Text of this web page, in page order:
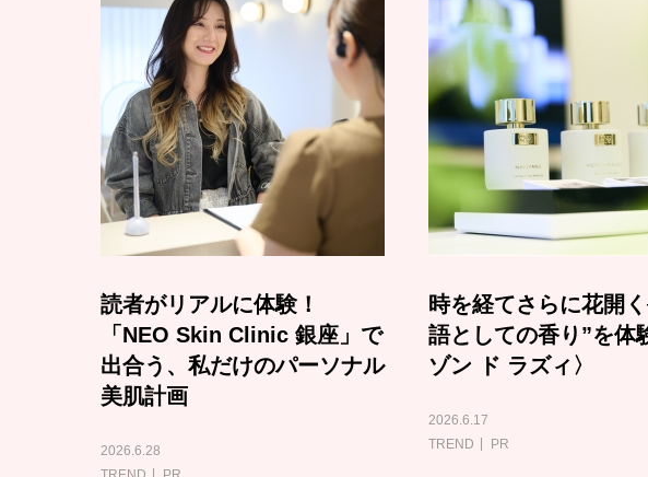
読者がリアルに体験！
「NEO Skin Clinic 銀座」で
出合う、私だけのパーソナル
美肌計画
2026.6.28
時を経てさらに花開
語としての香り”を体
ゾン ド ラズィ〉
2026.6.17
TREND
PR